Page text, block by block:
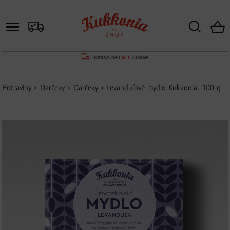
DOPRAVA NAD 60 €ZDARMA!
Potraviny › Darčeky › Darčeky › Levanduľové mydlo Kukkonia, 100 g